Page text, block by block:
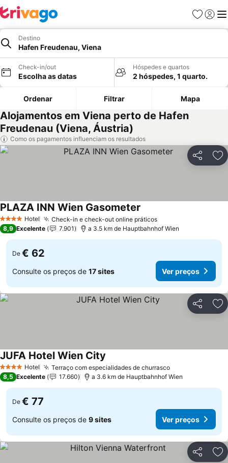
Favoritos
Iniciar
Destino
Hafen Freudenau, Viena
Check-in/out
Escolha as datas
Hóspedes e quartos
2 hóspedes, 1 quarto.
Ordenar Filtrar Mapa
Alojamentos em Viena perto de Hafen
Freudenau (Viena, Áustria)
Como os pagamentos influenciam os resultados
Partilhar
4 EstrelasHotel Check-in e check-out online práticos
PLAZA INN Wien Gasometer
8,9 Excelente 7.901 a 3.5 km de Hauptbahnhof Wien
De € 62
Consulte os preços de 17 sites Ver preços
Partilhar
4 EstrelasHotel Terraço com especialidades de churrasco
JUFA Hotel Wien City
8,5 Excelente 17.660 a 3.6 km de Hauptbahnhof Wien
De € 77
Consulte os preços de 9 sites Ver preços
Partilhar